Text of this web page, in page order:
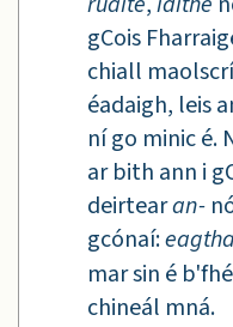
gCois
chiall
éadaigh, leis
ní go minic é.
ar bith ann i
deirtearan-
gcónaí:eagtha
mar sin é
chineál mná.